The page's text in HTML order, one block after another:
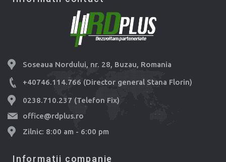
Soseaua Nordului, nr. 28, Buzau, Romania
+40746.114.766 (Director general Stana Florin)
0238.710.237 (Telefon Fix)
office@rdplus.ro
Zilnic: 8:00 am - 6:00 pm
Informatii companie